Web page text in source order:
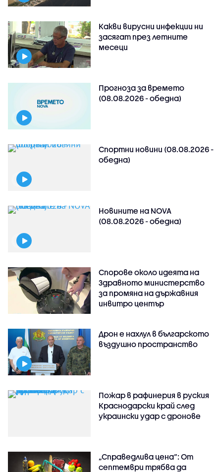
Какви вирусни инфекции ни
засягат през летните
месеци
Прогноза за времето
(08.08.2026 - обедна)
Спортни новини (08.08.2026 -
обедна)
Новините на NOVA
(08.08.2026 - обедна)
Спорове около идеята на
Здравното министерство
за промяна на държавния
инвитро център
Дрон е нахлул в българското
въздушно пространство
Пожар в рафинерия в руския
Краснодарски край след
украински удар с дронове
„Справедлива цена“: От
септември трябва да